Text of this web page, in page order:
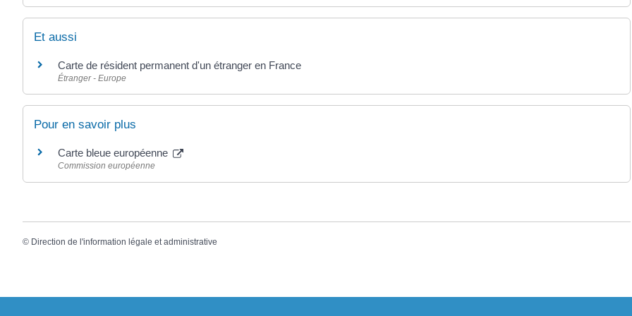
Et aussi
Carte de résident permanent d'un étranger en France
Étranger - Europe
Pour en savoir plus
Carte bleue européenne
Commission européenne
© Direction de l'information légale et administrative